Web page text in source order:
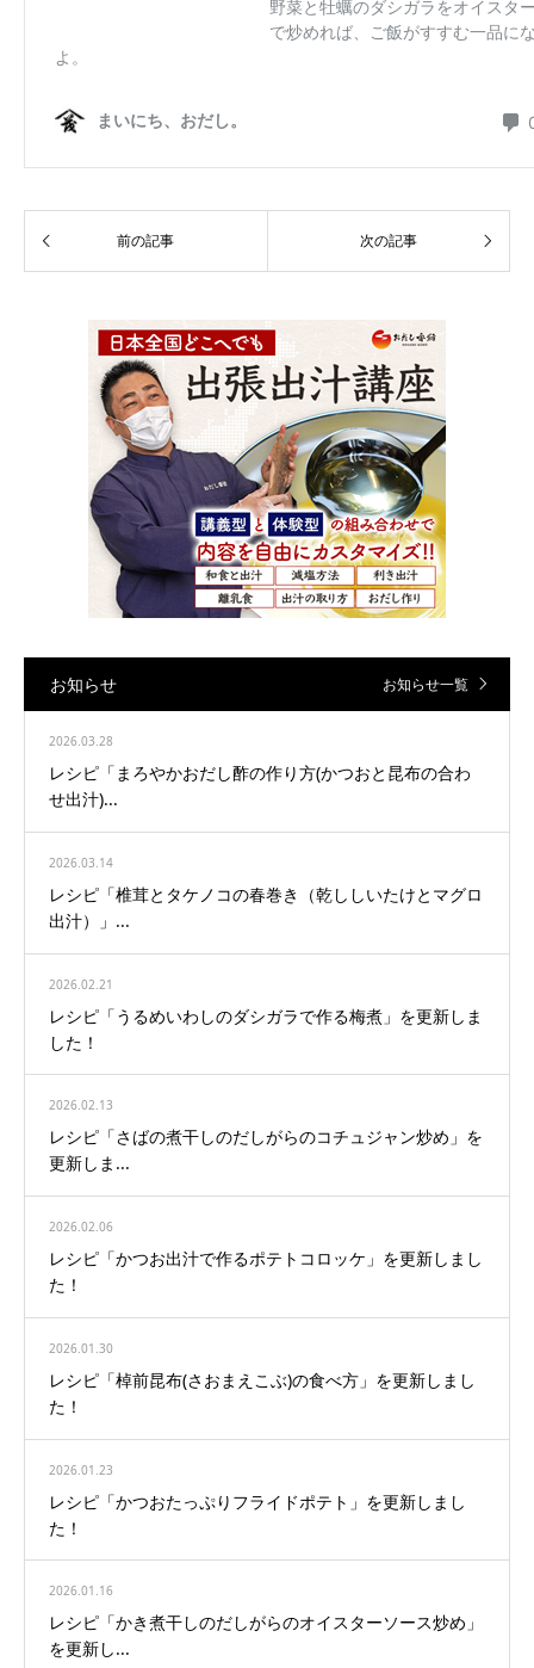
お知らせ お知らせ一覧
2026.03.28
レシピ「まろやかおだし酢の作り方(かつおと昆布の合わ
せ出汁)...
2026.03.14
レシピ「椎茸とタケノコの春巻き（乾ししいたけとマグロ
出汁）」...
2026.02.21
レシピ「うるめいわしのダシガラで作る梅煮」を更新しま
した！
2026.02.13
レシピ「さばの煮干しのだしがらのコチュジャン炒め」を
更新しま...
2026.02.06
レシピ「かつお出汁で作るポテトコロッケ」を更新しまし
た！
2026.01.30
レシピ「棹前昆布(さおまえこぶ)の食べ方」を更新しまし
た！
2026.01.23
レシピ「かつおたっぷりフライドポテト」を更新しまし
た！
2026.01.16
レシピ「かき煮干しのだしがらのオイスターソース炒め」
を更新し...